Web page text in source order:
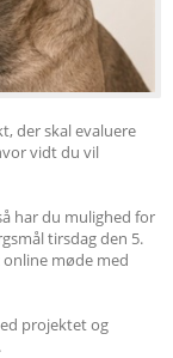
der skal evaluere
vidt du vil
har du mulighed for
tirsdag den 5.
online møde med
projektet og